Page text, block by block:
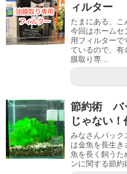
ィルター
たまにある、こ
今回はホームセ
用フィルターで
ているので、有
膜取り専...
節約術 バ
じゃない！
みなさんバック
は金魚を長生き
魚を長く飼うた
ンに関する節約